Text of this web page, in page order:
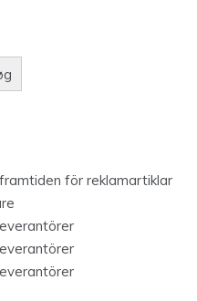
för reklamartiklar